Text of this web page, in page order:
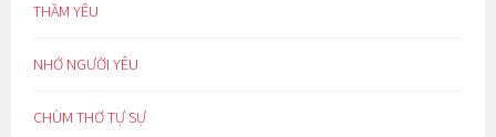
THẦM YÊU
NHỚ NGƯỜI YÊU
CHÙM THƠ TỰ SỰ